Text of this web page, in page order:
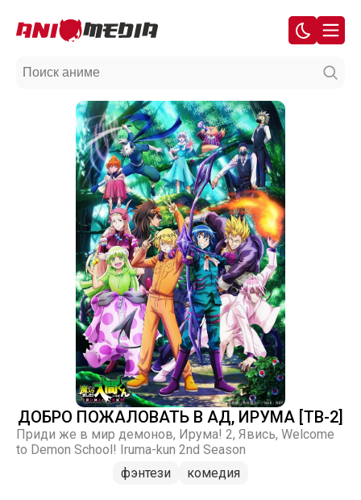
ДОБРО ПОЖАЛОВАТЬ В АД, ИРУМА [ТВ-2]
Приди же в мир демонов, Ирума! 2, Явись, Welcome
to Demon School! Iruma-kun 2nd Season
фэнтези
комедия